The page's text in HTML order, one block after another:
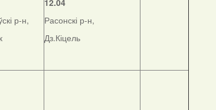
р-н,
12.04
Расонскі р-н,
Дз.Кіцель